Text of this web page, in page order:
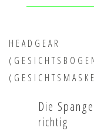
HEADGEAR
Die
richtig